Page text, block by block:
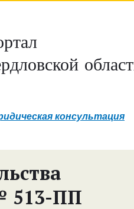
консультация
513-ПП